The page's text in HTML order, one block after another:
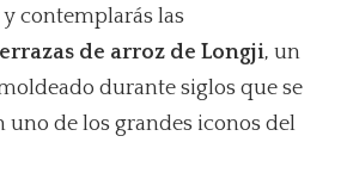
y contemplarás las
de arroz de Longji, un
durante siglos que se
uno de los grandes iconos del